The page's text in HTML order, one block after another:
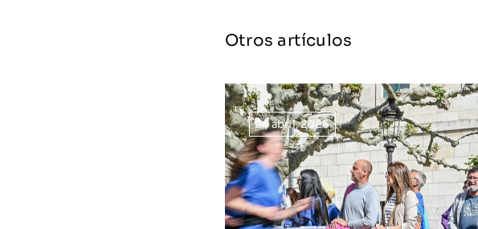
Otros artículos
24 abril, 2026